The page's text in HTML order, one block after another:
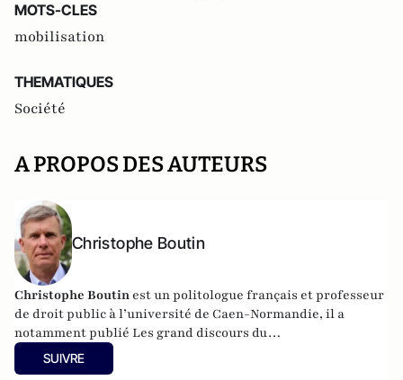
MOTS-CLES
mobilisation
THEMATIQUES
Société
A PROPOS DES AUTEURS
Christophe Boutin
Christophe Boutin est un politologue français et professeur
de droit public à l’université de Caen-Normandie, il a
notamment publié Les grand discours du
XXe siècle(Flammarion 2009) et co-dirigé
du conservatisme
SUIVRE